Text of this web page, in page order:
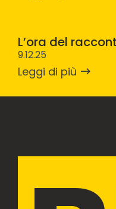
L’ora del
9.12.25
Leggi di più